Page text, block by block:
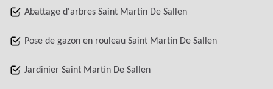
Abattage d'arbres Saint Martin De Sallen
Pose de gazon en rouleau Saint Martin De Sallen
Jardinier Saint Martin De Sallen